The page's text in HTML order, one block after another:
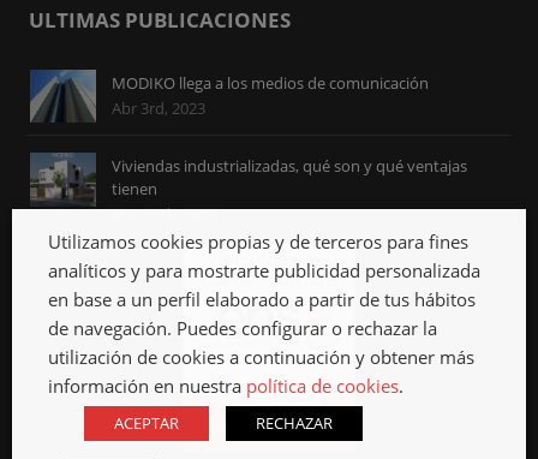
ULTIMAS PUBLICACIONES
MODIKO llega a los medios de comunicación
Abr 3rd, 2023
Viviendas industrializadas, qué son y qué ventajas
tienen
Mar 27th, 2023
Utilizamos cookies propias y de terceros para fines
analíticos y para mostrarte publicidad personalizada
en base a un perfil elaborado a partir de tus hábitos
de navegación. Puedes configurar o rechazar la
utilización de cookies a continuación y obtener más
información en nuestra política de cookies.
ACEPTAR RECHAZAR